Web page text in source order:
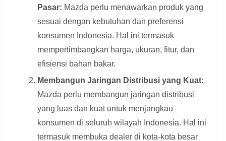
Pasar: Mazda perlu menawarkan produk yang
sesuai dengan kebutuhan dan preferensi
konsumen Indonesia. Hal ini termasuk
mempertimbangkan harga, ukuran, fitur, dan
efisiensi bahan bakar.
Membangun Jaringan Distribusi yang Kuat:
Mazda perlu membangun jaringan distribusi
yang luas dan kuat untuk menjangkau
konsumen di seluruh wilayah Indonesia. Hal ini
termasuk membuka dealer di kota-kota besar